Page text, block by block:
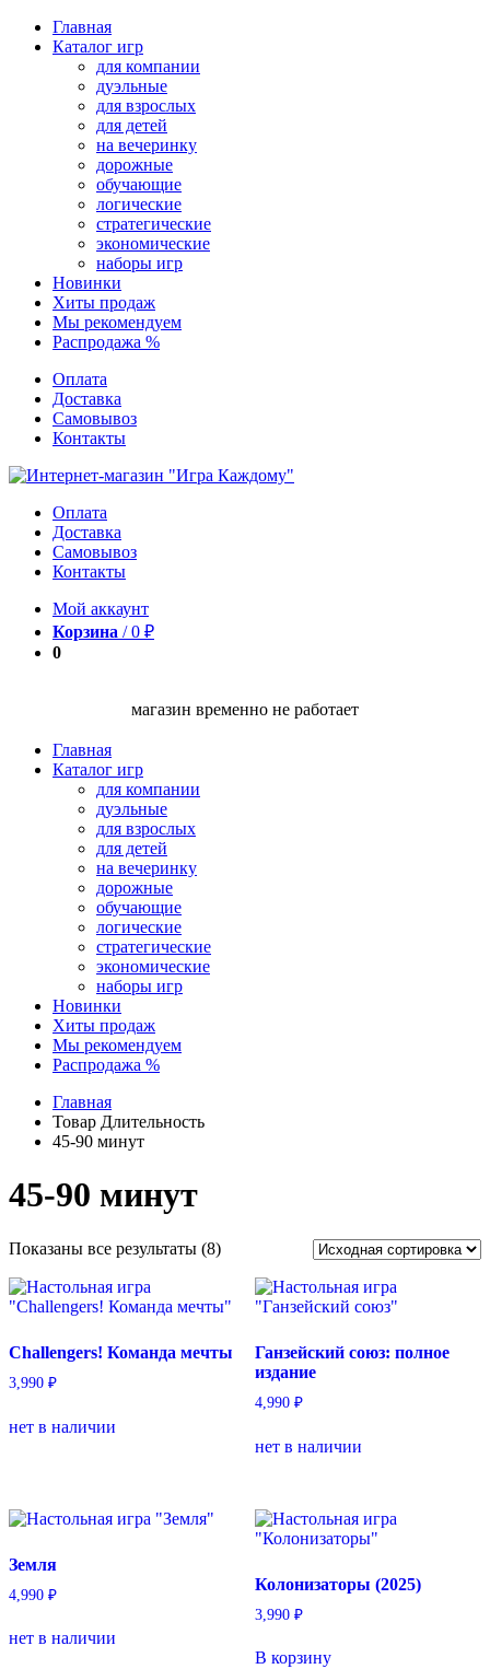
Перейти
содержимому
Главная
Каталог игр
для компании
дуэльные
для взрослых
для детей
на вечеринку
дорожные
обучающие
логические
стратегические
экономические
наборы игр
Новинки
Хиты продаж
Мы рекомендуем
Распродажа %
Оплата
Доставка
Самовывоз
Контакты
Оплата
Доставка
Самовывоз
Контакты
Мой аккаунт
Корзина /0 ₽
0
магазин временно не работает
Главная
Каталог игр
для компании
дуэльные
для взрослых
для детей
на вечеринку
дорожные
обучающие
логические
стратегические
экономические
наборы игр
Новинки
Хиты продаж
Мы рекомендуем
Распродажа %
Главная
Товар Длительность
45-90 минут
45-90 минут
Показаны все результаты (8)
Challengers! Команда мечты
3,990 ₽
нет в наличии
Ганзейский союз: полное
издание
4,990 ₽
нет в наличии
Земля
4,990 ₽
нет в наличии
Колонизаторы (2025)
3,990 ₽
В корзину